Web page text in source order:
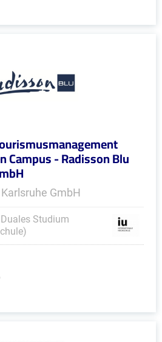
Campus - Radisson Blu
GmbH
Studium